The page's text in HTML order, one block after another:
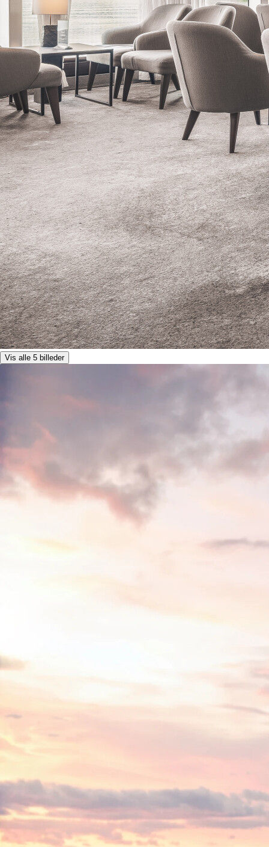
Vis alle 5 billeder